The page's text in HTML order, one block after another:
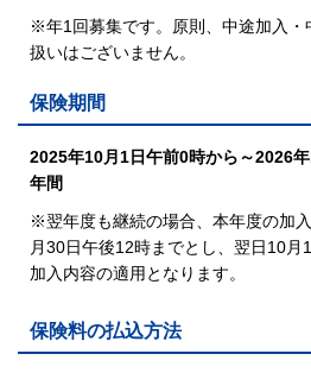
※年1回募集です。原則、中途加入・
扱いはございません。
保険期間
2025年10月1日午前0時から～2026
年間
※翌年度も継続の場合、 本年度の加
月30日午後12時までとし、 翌日10月
加入内容の適用となります。
保険料の払込方法